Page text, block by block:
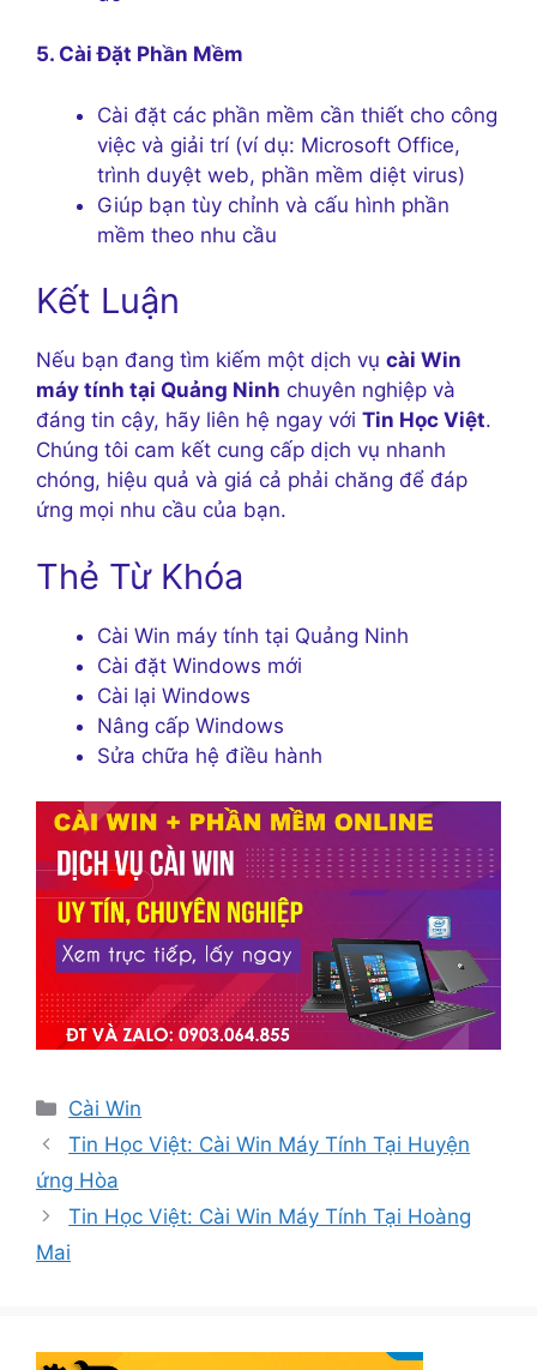
5. Cài Đặt Phần Mềm
Cài đặt các phần mềm cần thiết cho công
việc và giải trí (ví dụ: Microsoft Office,
trình duyệt web, phần mềm diệt virus)
Giúp bạn tùy chỉnh và cấu hình phần
mềm theo nhu cầu
Kết Luận
Nếu bạn đang tìm kiếm một dịch vụ cài Win
máy tính tại Quảng Ninh chuyên nghiệp và
đáng tin cậy, hãy liên hệ ngay với Tin Học Việt.
Chúng tôi cam kết cung cấp dịch vụ nhanh
chóng, hiệu quả và giá cả phải chăng để đáp
ứng mọi nhu cầu của bạn.
Thẻ Từ Khóa
Cài Win máy tính tại Quảng Ninh
Cài đặt Windows mới
Cài lại Windows
Nâng cấp Windows
Sửa chữa hệ điều hành
Danh
mục
Cài Win
Tin Học Việt: Cài Win Máy Tính Tại Huyện
ứng Hòa
Tin Học Việt: Cài Win Máy Tính Tại Hoàng
Mai